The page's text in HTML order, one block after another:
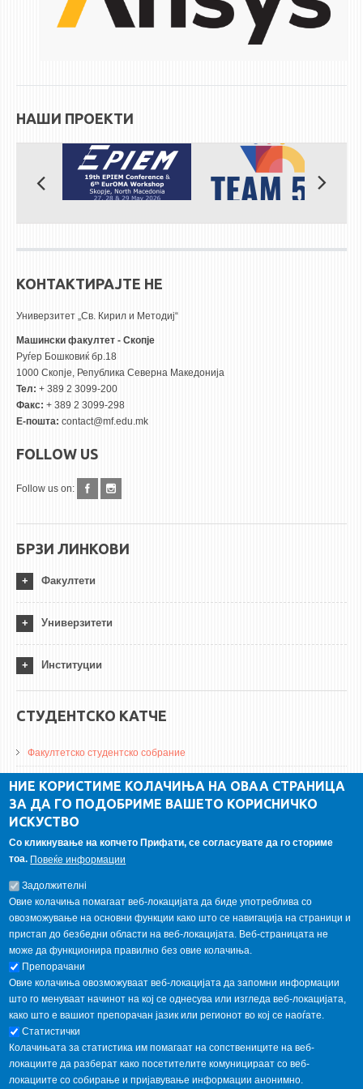
ЕКВИВАЛЕНЦИИ ОД СТАРИ СТУДИСКИ ПРОГРАМИ
СТУДЕНТСКА СЛУЖБА
БИБЛИОТЕКА
ДА ВИНЧИ МАГАЗИН
СТИПЕНДИИ
НАШИ ПРОЕКТИ
КОНТАКТИРАЈТЕ НЕ
Универзитет „Св. Кирил и Методиј“
Машински факултет - Скопје
Руѓер Бошковиќ бр.18
1000 Скопје, Република Северна Македонија
Тел: + 389 2 3099-200
Факс: + 389 2 3099-298
Е-пошта: contact@mf.edu.mk
FOLLOW US
Follow us on:
БРЗИ ЛИНКОВИ
Факултети
Универзитети
Институции
СТУДЕНТСКО КАТЧЕ
Факултетско студентско собрание
ДА Винчи магазин
Алумни асоцијација
ГАЛЕРИЈА
НИЕ КОРИСТИМЕ КОЛАЧИЊА НА ОВАА СТРАНИЦА
ЗА ДА ГО ПОДОБРИМЕ ВАШЕТО КОРИСНИЧКО
ИСКУСТВО
Со кликнување на копчето Прифати, се согласувате да го сториме
тоа. Повеќе информации
Задолжителнi
Овие колачиња помагаат веб-локацијата да биде употреблива со
овозможување на основни функции како што се навигација на страници и
пристап до безбедни области на веб-локацијата. Веб-страницата не
може да функционира правилно без овие колачиња.
Препорачани
Овие колачиња овозможуваат веб-локацијата да запомни информации
што го менуваат начинот на кој се однесува или изгледа веб-локацијата,
како што е вашиот препорачан јазик или регионот во кој се наоѓате.
Статистички
Колачињата за статистика им помагаат на сопствениците на веб-
локациите да разберат како посетителите комуницираат со веб-
локациите со собирање и пријавување информации анонимно.